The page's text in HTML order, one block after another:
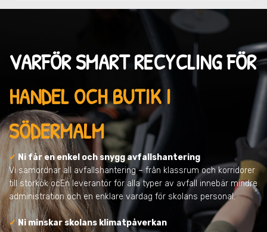
VARFÖR SMART RECYCLING FÖR
HANDEL OCH BUTIK I
SÖDERMALM
✓ Ni får en enkel och snygg avfallshantering
Vi samordnar all avfallshantering – från klassrum och korridorer
till storkök ocEn leverantör för alla typer av avfall innebär mindre
administration och en enklare vardag för skolans personal.
✓Ni minskar skolans klimatpåverkan